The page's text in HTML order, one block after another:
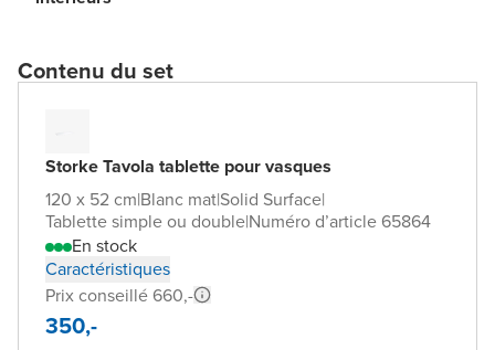
Contenu du set
Storke Tavola tablette pour vasques
120 x 52 cm|Blanc mat|Solid Surface|
Tablette simple ou double|Numéro d’article 65864
En stock
Caractéristiques
Prix conseillé 660,-
350,-